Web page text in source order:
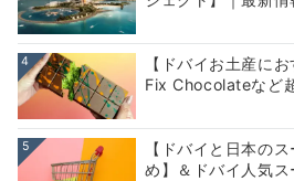
4
【ドバイお土産に
Fix Chocolateなど
5
【ドバイと日本の
め】＆ドバイ人気